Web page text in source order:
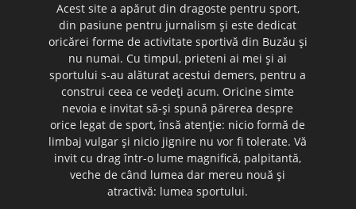
Acest site a apărut din dragoste pentru sport,
din pasiune pentru jurnalism şi este dedicat
oricărei forme de activitate sportivă din Buzău şi
nu numai. Cu timpul, prieteni ai mei şi ai
sportului s-au alăturat acestui demers, pentru a
construi ceea ce vedeţi acum. Oricine simte
nevoia e invitat să-şi spună părerea despre
orice legat de sport, însă atenţie: nicio formă de
limbaj vulgar şi nicio jignire nu vor fi tolerate. Vă
invit cu drag într-o lume magnifică, palpitantă,
veche de când lumea dar mereu nouă şi
atractivă: lumea sportului.